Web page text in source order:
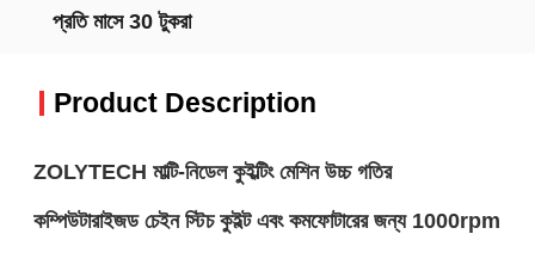
প্রতি মাসে 30 টুকরা
Product Description
ZOLYTECH মাল্টি-নিডেল কুইল্টিং মেশিন উচ্চ গতির
কম্পিউটারাইজড চেইন স্টিচ কুইল্ট এবং কমফোটারের জন্য 1000rpm